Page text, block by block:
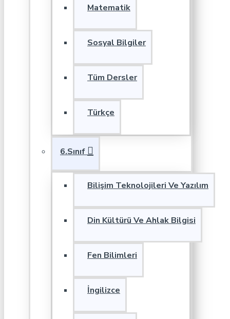
Matematik
Sosyal Bilgiler
Tüm Dersler
Türkçe
6.Sınıf
Bilişim Teknolojileri Ve Yazılım
Din Kültürü Ve Ahlak Bilgisi
Fen Bilimleri
İngilizce